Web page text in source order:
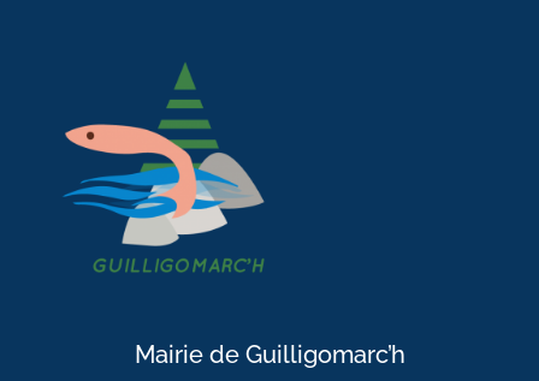
Mairie de Guilligomarc’h